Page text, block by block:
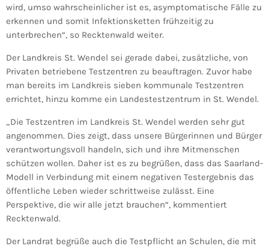
wird, umso wahrscheinlicher ist es, asymptomatische Fälle zu
erkennen und somit Infektionsketten frühzeitig zu
unterbrechen“, so Recktenwald weiter.
Der Landkreis St. Wendel sei gerade dabei, zusätzliche, von
Privaten betriebene Testzentren zu beauftragen. Zuvor habe
man bereits im Landkreis sieben kommunale Testzentren
errichtet, hinzu komme ein Landestestzentrum in St. Wendel.
„Die Testzentren im Landkreis St. Wendel werden sehr gut
angenommen. Dies zeigt, dass unsere Bürgerinnen und Bürger
verantwortungsvoll handeln, sich und ihre Mitmenschen
schützen wollen. Daher ist es zu begrüßen, dass das Saarland-
Modell in Verbindung mit einem negativen Testergebnis das
öffentliche Leben wieder schrittweise zulässt. Eine
Perspektive, die wir alle jetzt brauchen“, kommentiert
Recktenwald.
Der Landrat begrüße auch die Testpflicht an Schulen, die mit